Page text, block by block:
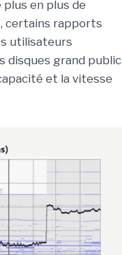
en plus de
certains rapports
utilisateurs
disques grand public
et la vitesse